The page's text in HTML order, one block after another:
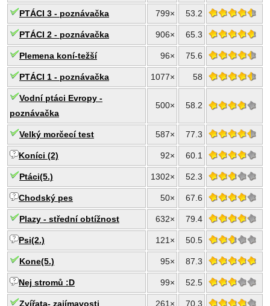
PTÁCI 3 - poznávačka 799× 53.2
PTÁCI 2 - poznávačka 906× 65.3
Plemena koní-težší 96× 75.6
PTÁCI 1 - poznávačka 1077× 58
Vodní ptáci Evropy -
poznávačka
500× 58.2
Velký morčecí test 587× 77.3
Koníci (2) 92× 60.1
Ptáci(5.) 1302× 52.3
Chodský pes 50× 67.6
Plazy - střední obtížnost 632× 79.4
Psi(2.) 121× 50.5
Kone(5.) 95× 87.3
Nej stromů :D 99× 52.5
Zvířata- zajímavosti 261× 70.3